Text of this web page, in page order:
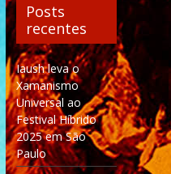
Posts
recentes
Iaush leva o
Xamanismo
Universal ao
Festival Híbrido
2025 em São
Paulo